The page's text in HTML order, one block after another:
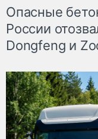
Опасные
России
Dongfeng и